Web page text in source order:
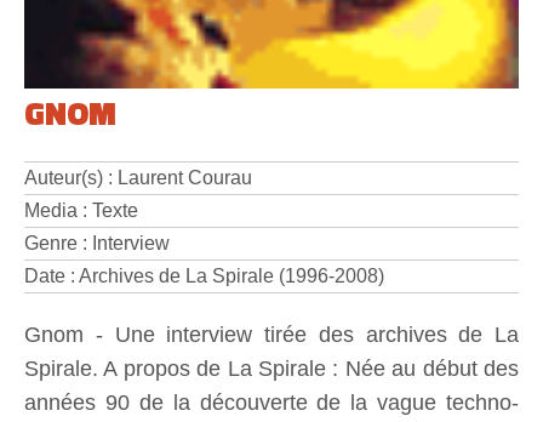
GNOM
Auteur(s) : Laurent Courau
Media : Texte
Genre : Interview
Date : Archives de La Spirale (1996-2008)
Gnom - Une interview tirée des archives de La
Spirale. A propos de La Spirale : Née au début des
années 90 de la découverte de la vague techno-